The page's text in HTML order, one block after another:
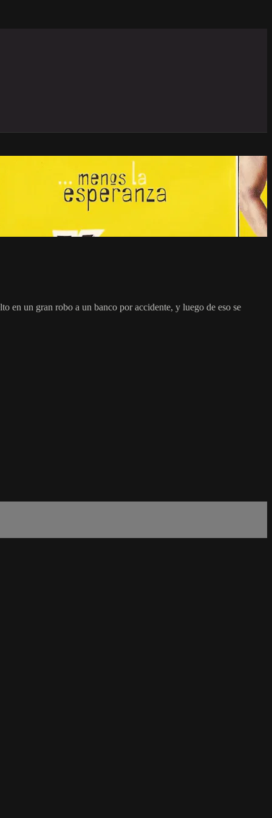
en un gran robo a un banco por accidente, y luego de eso se